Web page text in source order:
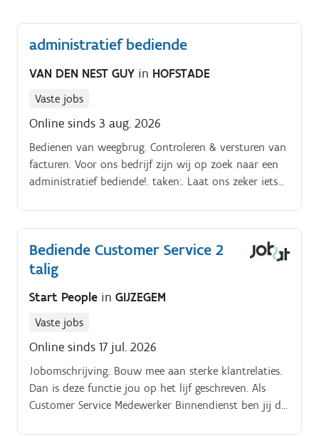
administratief bediende
VAN DEN NEST GUY in HOFSTADE
Vaste jobs
Online sinds 3 aug. 2026
Bedienen van weegbrug. Controleren & versturen van
facturen. Voor ons bedrijf zijn wij op zoek naar een
administratief bediende!. taken:. Laat ons zeker iets
gvdncontainers@telenet.be
Bediende Customer Service 2
talig
Start People in GIJZEGEM
Vaste jobs
Online sinds 17 jul. 2026
Jobomschrijving. Bouw mee aan sterke klantrelaties.
Dan is deze functie jou op het lijf geschreven. Als
Customer Service Medewerker Binnendienst ben jij de